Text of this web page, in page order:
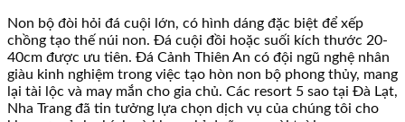
Non bộ đòi hỏi đá cuội lớn, có hình dáng đặc biệt để xếp
chồng tạo thế núi non. Đá cuội đồi hoặc suối kích thước 20-
40cm được ưu tiên. Đá Cảnh Thiên An có đội ngũ nghệ nhân
giàu kinh nghiệm trong việc tạo hòn non bộ phong thủy, mang
lại tài lộc và may mắn cho gia chủ. Các resort 5 sao tại Đà Lạt,
Nha Trang đã tin tưởng lựa chọn dịch vụ của chúng tôi cho